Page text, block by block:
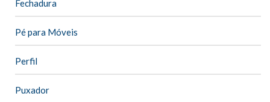
Fechadura
Pé para Móveis
Perfil
Puxador